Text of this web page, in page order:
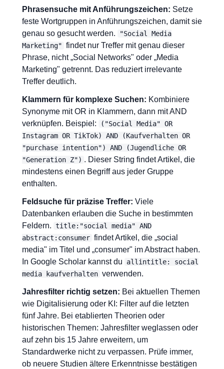
Phrasensuche mit Anführungszeichen: Setze
feste Wortgruppen in Anführungszeichen, damit sie
genau so gesucht werden.
"Social Media
Marketing" findet nur Treffer mit genau dieser
Phrase, nicht „Social Networks" oder „Media
Marketing" getrennt. Das reduziert irrelevante
Treffer deutlich.
Klammern für komplexe Suchen: Kombiniere
Synonyme mit OR in Klammern, dann mit AND
verknüpfen. Beispiel:
("Social Media" OR
Instagram OR TikTok) AND (Kaufverhalten OR
"purchase intention") AND (Jugendliche OR
"Generation Z") . Dieser String findet Artikel, die
mindestens einen Begriff aus jeder Gruppe
enthalten.
Feldsuche für präzise Treffer: Viele
Datenbanken erlauben die Suche in bestimmten
Feldern. title:"social media" AND
abstract:consumer findet Artikel, die „social
media" im Titel und „consumer" im Abstract haben.
In Google Scholar kannst du
allintitle: social
media kaufverhalten verwenden.
Jahresfilter richtig setzen: Bei aktuellen Themen
wie Digitalisierung oder KI: Filter auf die letzten
fünf Jahre. Bei etablierten Theorien oder
historischen Themen: Jahresfilter weglassen oder
auf zehn bis 15 Jahre erweitern, um
Standardwerke nicht zu verpassen. Prüfe immer,
ob neuere Studien ältere Erkenntnisse bestätigen